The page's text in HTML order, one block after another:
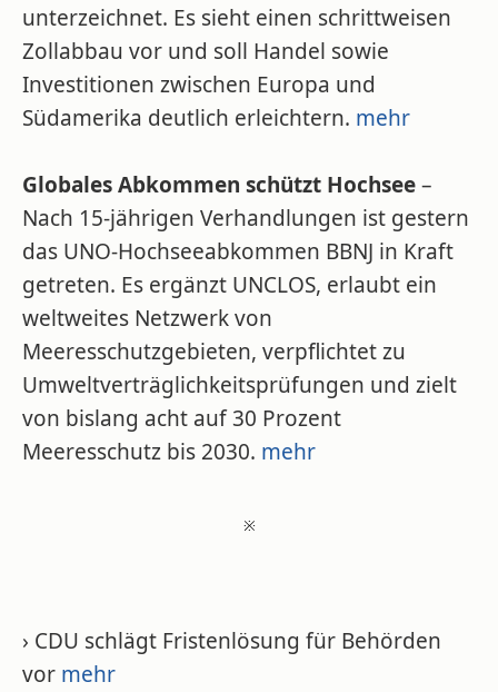
unterzeichnet. Es sieht einen schrittweisen
Zollabbau vor und soll Handel sowie
Investitionen zwischen Europa und
Südamerika deutlich erleichtern. mehr
Globales Abkommen schützt Hochsee–
Nach 15-jährigen Verhandlungen ist gestern
das UNO-Hochseeabkommen BBNJ in Kraft
getreten. Es ergänzt UNCLOS, erlaubt ein
weltweites Netzwerk von
Meeresschutzgebieten, verpflichtet zu
Umweltverträglichkeitsprüfungen und zielt
von bislang acht auf 30 Prozent
Meeresschutz bis 2030. mehr
※
› CDU schlägt Fristenlösung für Behörden
vor mehr